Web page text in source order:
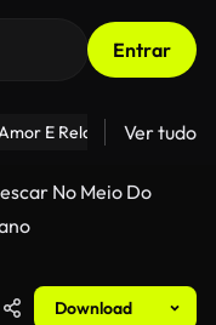
Entrar
E Relacionamentos
Ver tudo
No Meio Do
Download